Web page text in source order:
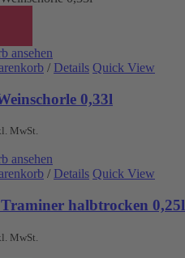
ansehen
/ Details Quick View
0,33l
MwSt.
ansehen
/ Details Quick View
halbtrocken 0,25l
MwSt.